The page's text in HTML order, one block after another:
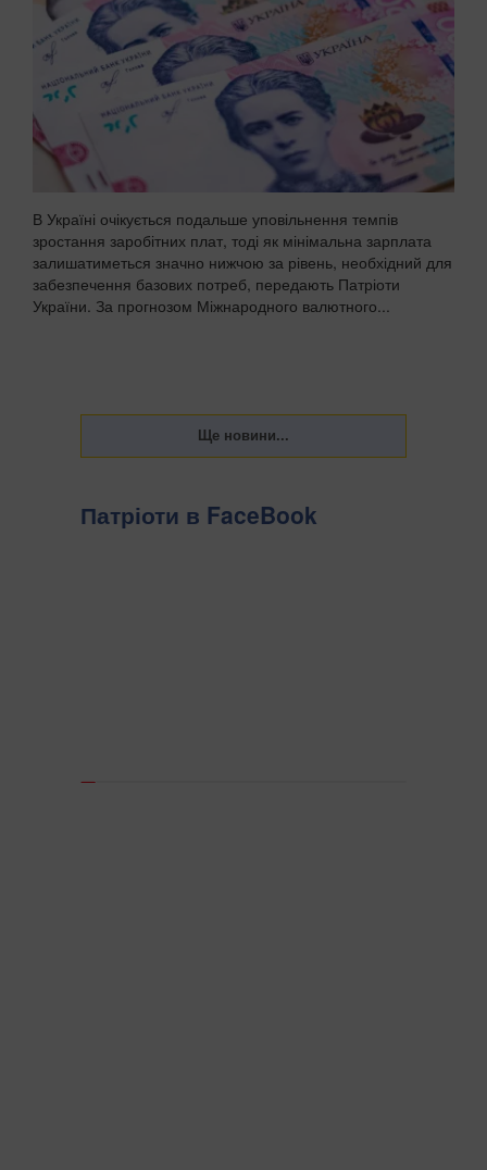
В Україні очікується подальше уповільнення темпів
зростання заробітних плат, тоді як мінімальна зарплата
залишатиметься значно нижчою за рівень, необхідний для
забезпечення базових потреб, передають Патріоти
України. За прогнозом Міжнародного валютного...
Патріоти в FaceBook